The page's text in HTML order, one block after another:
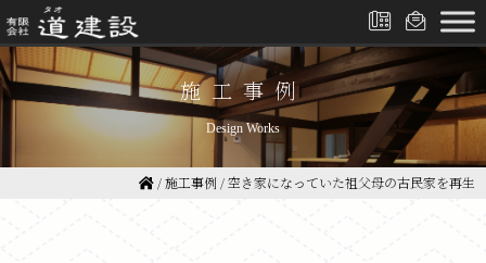
施工事例
Design Works
/施工事例 /空き家になっていた祖父母の古民家を再生